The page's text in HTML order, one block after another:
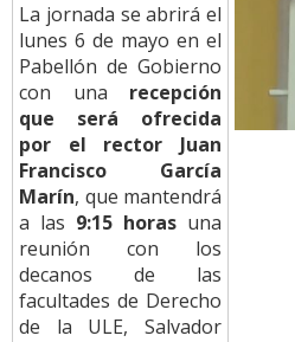
La jornada se abrirá el
lunes 6 de mayo en el
Pabellón de Gobierno
con una recepción
que será ofrecida
por el rector Juan
Francisco García
Marín, que mantendrá
a las 9:15 horas una
reunión con los
decanos de las
facultades de Derecho
de la ULE, Salvador